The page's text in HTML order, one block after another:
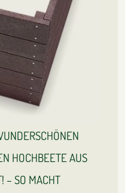
HOCHBEETE AUS
– SO MACHT